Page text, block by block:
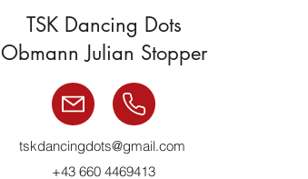
TSK Dancing Dots
Obmann Julian Stopper
tskdancingdots@gmail.com
+43 660 4469413